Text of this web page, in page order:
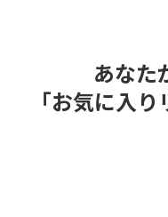
あなた
「お気に入